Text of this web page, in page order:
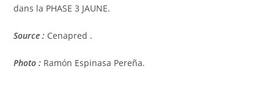
dans la PHASE 3 JAUNE.
Source : Cenapred .
Photo : Ramón Espinasa Pereña.